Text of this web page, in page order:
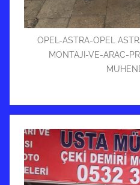
OPEL-ASTRA-OPEL
MONTAJI-VE-ARAC-